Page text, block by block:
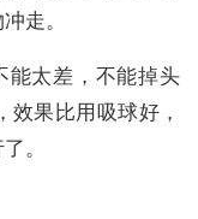
走。
能太差，不能掉头
果比用吸球好，
。